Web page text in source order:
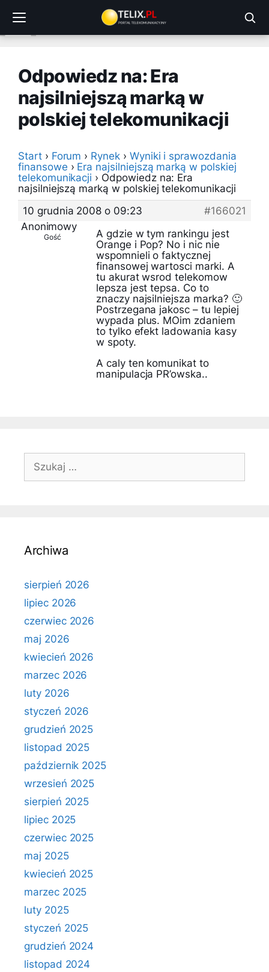
treści
Odpowiedz na: Era
najsilniejszą marką w
polskiej telekomunikacji
Start › Forum › Rynek › Wyniki i sprawozdania
finansowe › Era najsilniejszą marką w polskiej
telekomunikacji › Odpowiedz na: Era
najsilniejszą marką w polskiej telekomunikacji
10 grudnia 2008 o 09:23
#166021
Anonimowy
Gość
A gdzie w tym rankingu jest
Orange i Pop? No i nic nie
wspomnieli o faktycznej
finansowej wartosci marki. A
tu akurat wsrod telekomow
lepsza jest tepsa. Co to
znaczy najsilniejsza marka? 🙂
Postrzegana jakosc – tu lepiej
wypada plus. MOim zdaniem
to tylko efekt ladowania kasy
w spoty.
A caly ten komunikat to
manipulacja PR’owska..
Szukaj:
Archiwa
sierpień 2026
lipiec 2026
czerwiec 2026
maj 2026
kwiecień 2026
marzec 2026
luty 2026
styczeń 2026
grudzień 2025
listopad 2025
październik 2025
wrzesień 2025
sierpień 2025
lipiec 2025
czerwiec 2025
maj 2025
kwiecień 2025
marzec 2025
luty 2025
styczeń 2025
grudzień 2024
listopad 2024